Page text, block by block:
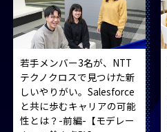
若手メンバー3名が、NTT
テクノクロスで見つけた新
しいやりがい。Salesforce
と共に歩むキャリアの可能
性とは？-前編-【モデレー